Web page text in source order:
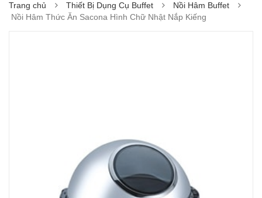
Trang chủ Thiết Bị Dụng Cụ Buffet
Nồi Hâm Buffet
Nồi Hâm Thức Ăn Sacona Hình Chữ Nhật Nắp Kiếng